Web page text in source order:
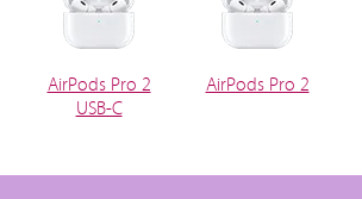
AirPods Pro 2
USB-C
AirPods Pro 2